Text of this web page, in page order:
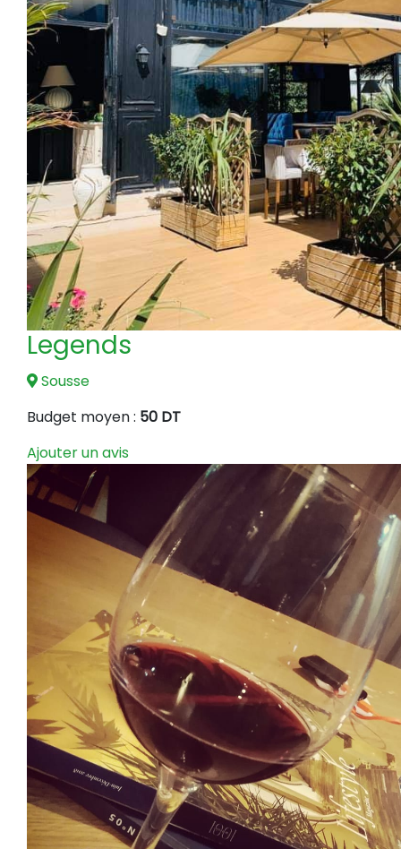
Legends
Sousse
Budget moyen : 50 DT
Ajouter un avis